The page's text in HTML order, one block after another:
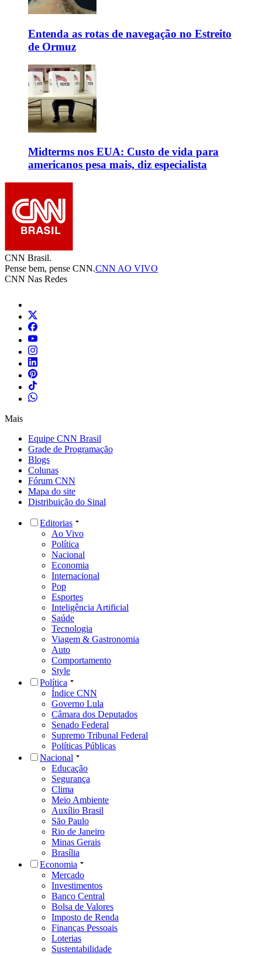
Entenda as rotas de navegação no Estreito
de Ormuz
Midterms nos EUA: Custo de vida para
americanos pesa mais, diz especialista
CNN Brasil.
Pense bem, pense CNN.CNN AO VIVO
CNN Nas Redes
Mais
Equipe CNN Brasil
Grade de Programação
Blogs
Colunas
Fórum CNN
Mapa do site
Distribuição do Sinal
Editorias
Ao Vivo
Política
Nacional
Economia
Internacional
Pop
Esportes
Inteligência Artificial
Saúde
Tecnologia
Viagem & Gastronomia
Auto
Comportamento
Style
Política
Índice CNN
Governo Lula
Câmara dos Deputados
Senado Federal
Supremo Tribunal Federal
Políticas Públicas
Nacional
Educação
Segurança
Clima
Meio Ambiente
Auxílio Brasil
São Paulo
Rio de Janeiro
Minas Gerais
Brasília
Economia
Mercado
Investimentos
Banco Central
Bolsa de Valores
Imposto de Renda
Finanças Pessoais
Loterias
Sustentabilidade